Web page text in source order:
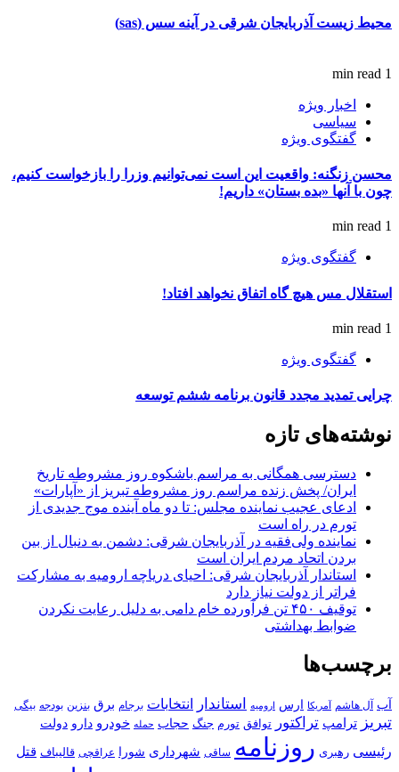
محیط زیست آذربایجان شرقی در آینه سس (sas)
1 min read
اخبار ویژه
سیاسی
گفتگوی ویژه
محسن زنگنه: واقعیت این است نمی‌توانیم وزرا را بازخواست کنیم،
چون با آنها «بده بستان» داریم!
1 min read
گفتگوی ویژه
استقلال مس هیچ گاه اتفاق نخواهد افتاد!
1 min read
گفتگوی ویژه
چرایی تمدید مجدد قانون برنامه ششم توسعه
نوشته‌های تازه
دسترسی همگانی به مراسم باشکوه روز مشروطه تاریخ
ایران/ پخش زنده مراسم روز مشروطه تبریز از «آپارات»
ادعای عجیب نماینده مجلس: تا دو ماه آینده موج جدیدی از
تورم در راه است
نماینده ولی‌فقیه در آذربایجان شرقی: دشمن به دنبال از بین
بردن اتحاد مردم ایران است
استاندار آذربایجان شرقی: احیای دریاچه ارومیه به مشارکت
فراتر از دولت نیاز دارد
توقیف ۴۵۰ تن فرآورده خام دامی به دلیل رعایت نکردن
ضوابط بهداشتی
برچسب‌ها
آب آل هاشم آمریکا ارس ارومیه استاندار انتخابات برجام برق بنزین بودجه بیگی
تبریز ترامپ تراکتور توافق تورم جنگ حجاب حمله خودرو دارو دولت
رئیسی رهبری روزنامه ساقی شهرداری شورا عراقچی قالیباف قتل